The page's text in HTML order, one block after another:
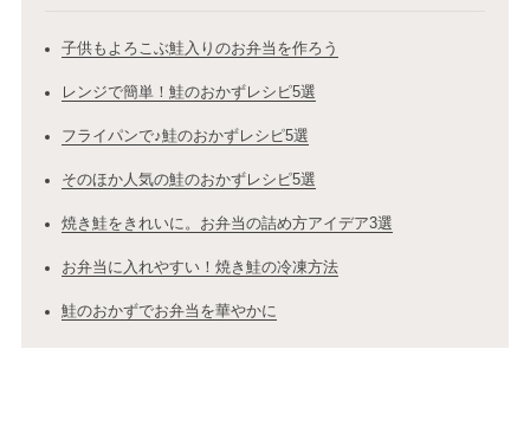
子供もよろこぶ鮭入りのお弁当を作ろう
レンジで簡単！鮭のおかずレシピ5選
フライパンで♪鮭のおかずレシピ5選
そのほか人気の鮭のおかずレシピ5選
焼き鮭をきれいに。お弁当の詰め方アイデア3選
お弁当に入れやすい！焼き鮭の冷凍方法
鮭のおかずでお弁当を華やかに